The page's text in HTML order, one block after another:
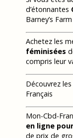
d’étonnantes
Barney’s
Achetez les
féminisées
compris leur
Découvrez les
Français
Mon-Cbd-
en ligne
de prix de